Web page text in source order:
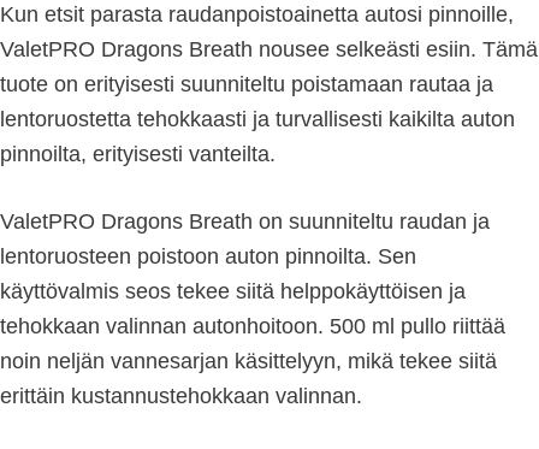
Kun etsit parasta raudanpoistoainetta autosi pinnoille,
ValetPRO Dragons Breath nousee selkeästi esiin. Tämä
tuote on erityisesti suunniteltu poistamaan rautaa ja
lentoruostetta tehokkaasti ja turvallisesti kaikilta auton
pinnoilta, erityisesti vanteilta.
ValetPRO Dragons Breath on suunniteltu raudan ja
lentoruosteen poistoon auton pinnoilta. Sen
käyttövalmis seos tekee siitä helppokäyttöisen ja
tehokkaan valinnan autonhoitoon. 500 ml pullo riittää
noin neljän vannesarjan käsittelyyn, mikä tekee siitä
erittäin kustannustehokkaan valinnan.